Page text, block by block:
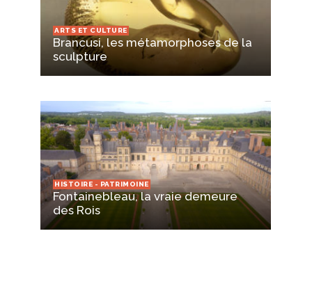
ARTS ET CULTURE
Brancusi, les métamorphoses de la
sculpture
HISTOIRE - PATRIMOINE
Fontainebleau, la vraie demeure
des Rois